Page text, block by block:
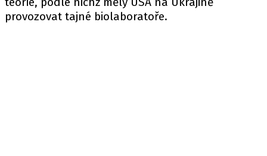
provozovat tajné biolaboratoře.